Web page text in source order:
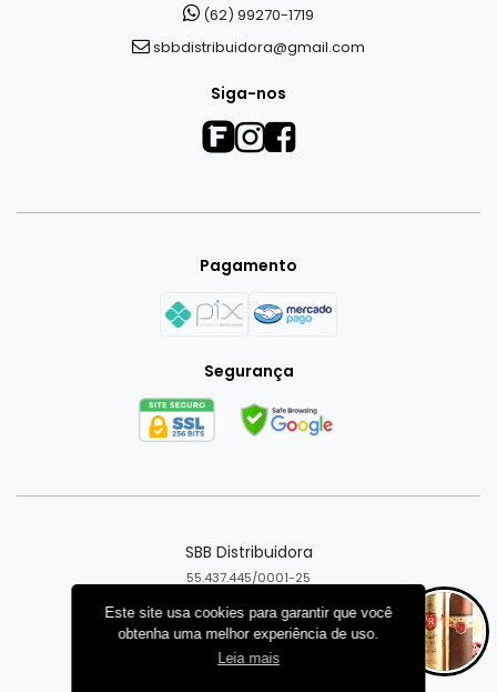
Este site usa cookies para garantir que você
obtenha uma melhor experiência de uso.
Leia mais
(62) 99270-1719
sbbdistribuidora@gmail.com
Siga-nos
Pagamento
Segurança
SBB Distribuidora
55.437.445/0001-25
Criar loja virtual com a plataforma